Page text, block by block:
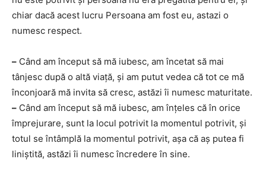
chiar dacă acest lucru Persoana am fost eu, astazi o
numesc respect.
– Când am început să mă iubesc, am încetat să mai
tânjesc după o altă viață, și am putut vedea că tot ce mă
înconjoară mă invita să cresc, astăzi îi numesc maturitate.
– Când am început să mă iubesc, am înțeles că în orice
împrejurare, sunt la locul potrivit la momentul potrivit, și
totul se întâmplă la momentul potrivit, așa că aș putea fi
liniștită, astăzi îi numesc încredere în sine.